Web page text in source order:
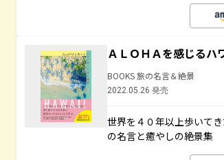
ＡＬＯＨＡを感じるハ
BOOKS 旅の名言＆絶景
2022.05.26 発売
世界を４０年以上歩いて
の名言と癒やしの絶景集